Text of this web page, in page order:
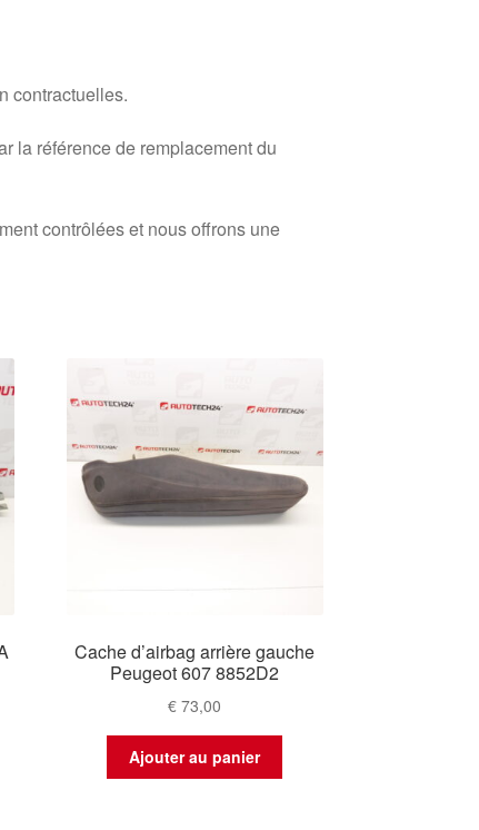
contractuelles.
la référence de remplacement du
contrôlées et nous offrons une
Cache d’airbag arrière gauche
Peugeot 607 8852D2
€ 73,00
Ajouter au panier